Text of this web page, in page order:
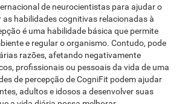
de neurocientistas para ajudar o
as habilidades cognitivas relacionadas à
é uma habilidade básica que permite
e regular o organismo. Contudo, pode
razões, afetando negativamente
profissionais ou pessoais da vida de uma
de percepção de CogniFit podem ajudar
adultos e idosos a desenvolver suas